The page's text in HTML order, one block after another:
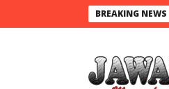
BREAKING NEWS
Setahun